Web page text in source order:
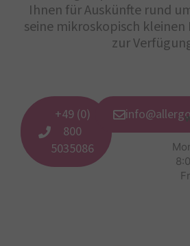
Ihnen für Auskünfte rund
seine mikroskopisch
zur
+49 (0)
800
5035086